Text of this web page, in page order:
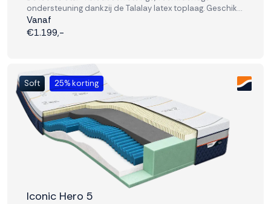
Accepteren
ondersteuning dankzij de Talalay latex toplaag. Geschikt
voor wie comfort zoekt zonder in te leveren op
stabiliteit.
Vanaf
€1.199,-
Soft 25% korting
Iconic Hero 5